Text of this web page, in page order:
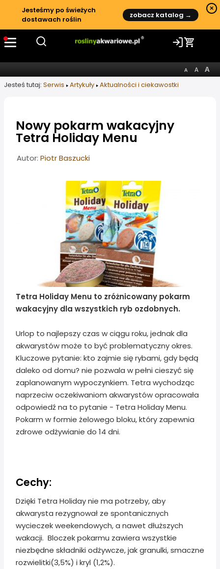
Jesteśmy po świeżych
dostawach roślin
zobacz katalog →
×
Jesteś tutaj: Serwis Artykuły Aktualności i ciekawostki
Nowy pokarm wakacyjny
Tetra Holiday Menu
Informacje o artykule
Autor: Piotr Baszucki
Tetra Holiday Menu to zróżnicowany pokarm
wakacyjny dla wszystkich ryb ozdobnych.
Urlop to najlepszy czas w ciągu roku, jednak dla
akwarystów może to być problematyczny okres.
Kluczowe pytanie: kto zajmie się rybami, gdy będą
daleko od domu? nie pozwala w pełni cieszyć się
zaplanowanym wypoczynkiem. Tetra wychodząc
naprzeciw oczekiwaniom akwarystów opracowała
odpowiedź na to pytanie - Tetra Holiday Menu.
Pokarm w formie żelowego bloku, który zapewnia
zdrowe odżywianie do 14 dni.
Cechy:
Dzięki Tetra Holiday nie ma potrzeby, aby
akwarysta rezygnował ze spontanicznych
wycieczek weekendowych, a nawet dłuższych
wakacji. Bloczek pokarmu zawiera wszystkie
niezbędne składniki odżywcze, jak granulki, smaczne
rozwielitki(3,5%) i kryl (1,2%).